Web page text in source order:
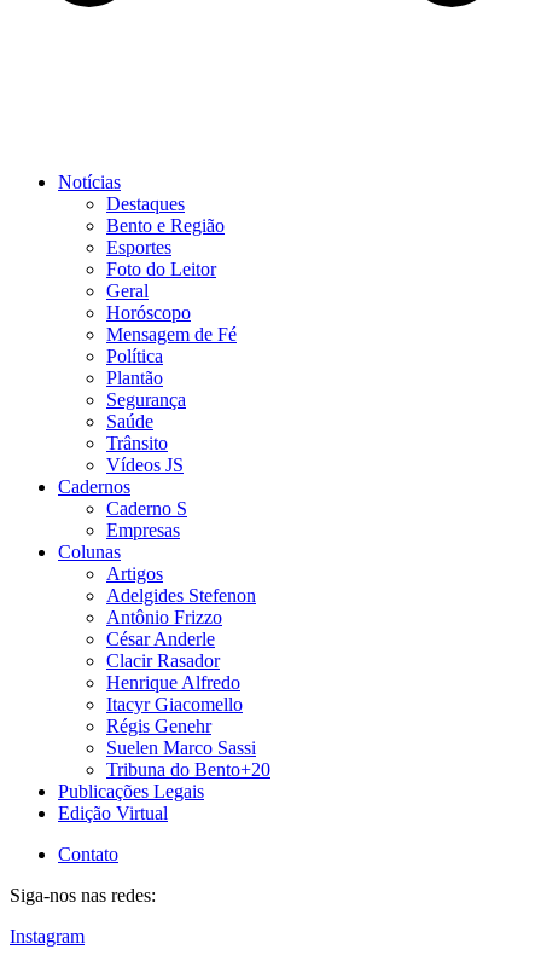
Notícias
Destaques
Bento e Região
Esportes
Foto do Leitor
Geral
Horóscopo
Mensagem de Fé
Política
Plantão
Segurança
Saúde
Trânsito
Vídeos JS
Cadernos
Caderno S
Empresas
Colunas
Artigos
Adelgides Stefenon
Antônio Frizzo
César Anderle
Clacir Rasador
Henrique Alfredo
Itacyr Giacomello
Régis Genehr
Suelen Marco Sassi
Tribuna do Bento+20
Publicações Legais
Edição Virtual
Contato
Siga-nos nas redes:
Instagram